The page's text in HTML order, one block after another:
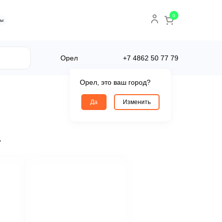
0
Орел, это ваш город?
Да Изменить
Орел +7 4862 50 77 79